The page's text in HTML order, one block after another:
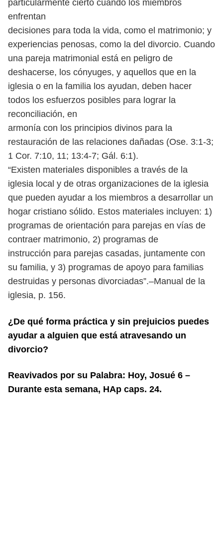
particularmente cierto cuando los miembros
enfrentan
decisiones para toda la vida, como el matrimonio; y
experiencias penosas, como la del divorcio. Cuando
una pareja matrimonial está en peligro de
deshacerse, los cónyuges, y aquellos que en la
iglesia o en la familia los ayudan, deben hacer
todos los esfuerzos posibles para lograr la
reconciliación, en
armonía con los principios divinos para la
restauración de las relaciones dañadas (Ose. 3:1-3;
1 Cor. 7:10, 11; 13:4-7; Gál. 6:1).
“Existen materiales disponibles a través de la
iglesia local y de otras organizaciones de la iglesia
que pueden ayudar a los miembros a desarrollar un
hogar cristiano sólido. Estos materiales incluyen: 1)
programas de orientación para parejas en vías de
contraer matrimonio, 2) programas de
instrucción para parejas casadas, juntamente con
su familia, y 3) programas de apoyo para familias
destruidas y personas divorciadas”.–Manual de la
iglesia, p. 156.
¿De qué forma práctica y sin prejuicios puedes
ayudar a alguien que está atravesando un
divorcio?
Reavivados por su Palabra: Hoy, Josué 6 –
Durante esta semana, HAp caps. 24.